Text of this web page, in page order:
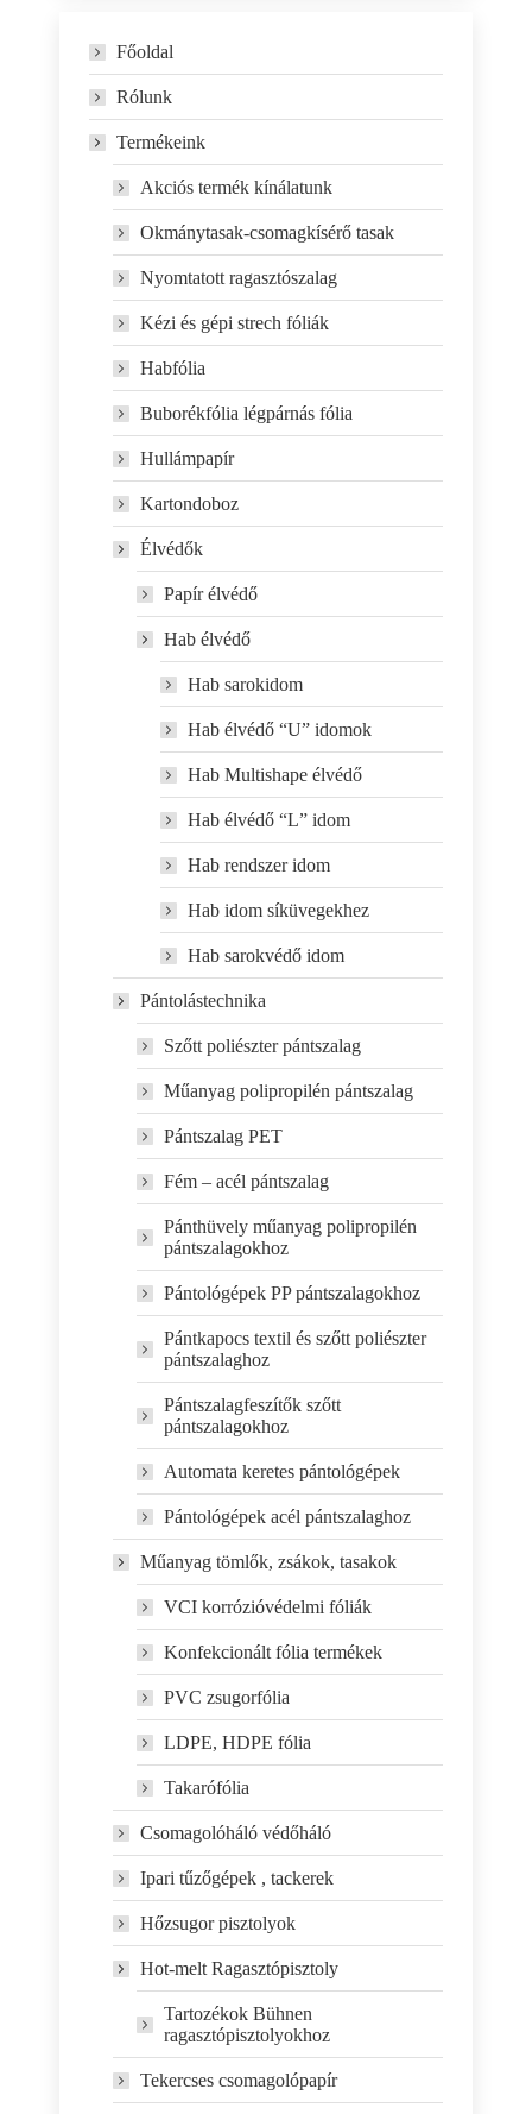
Főoldal
Rólunk
Termékeink
Akciós termék kínálatunk
Okmánytasak-csomagkísérő tasak
Nyomtatott ragasztószalag
Kézi és gépi strech fóliák
Habfólia
Buborékfólia légpárnás fólia
Hullámpapír
Kartondoboz
Élvédők
Papír élvédő
Hab élvédő
Hab sarokidom
Hab élvédő “U” idomok
Hab Multishape élvédő
Hab élvédő “L” idom
Hab rendszer idom
Hab idom síküvegekhez
Hab sarokvédő idom
Pántolástechnika
Szőtt poliészter pántszalag
Műanyag polipropilén pántszalag
Pántszalag PET
Fém – acél pántszalag
Pánthüvely műanyag polipropilén
pántszalagokhoz
Pántológépek PP pántszalagokhoz
Pántkapocs textil és szőtt poliészter
pántszalaghoz
Pántszalagfeszítők szőtt
pántszalagokhoz
Automata keretes pántológépek
Pántológépek acél pántszalaghoz
Műanyag tömlők, zsákok, tasakok
VCI korrózióvédelmi fóliák
Konfekcionált fólia termékek
PVC zsugorfólia
LDPE, HDPE fólia
Takarófólia
Csomagolóháló védőháló
Ipari tűzőgépek , tackerek
Hőzsugor pisztolyok
Hot-melt Ragasztópisztoly
Tartozékok Bühnen
ragasztópisztolyokhoz
Tekercses csomagolópapír